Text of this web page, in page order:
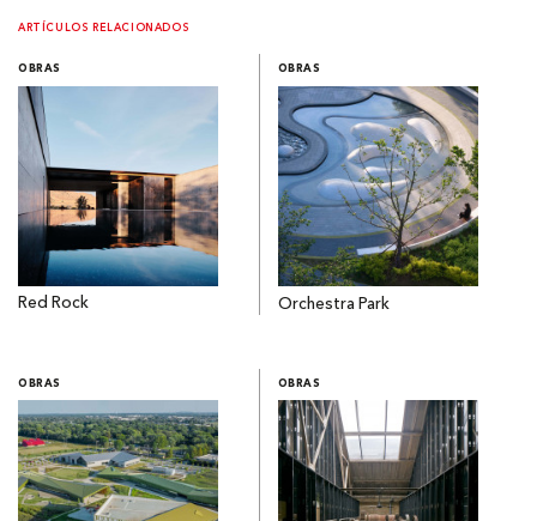
ARTÍCULOS RELACIONADOS
OBRAS
Red Rock
OBRAS
Orchestra Park
OBRAS OBRAS